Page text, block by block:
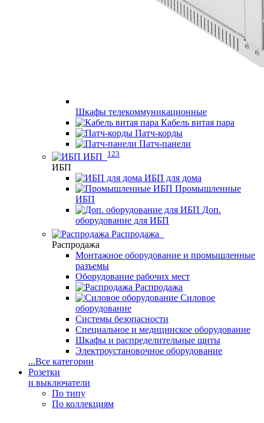
Шкафы телекоммуникационные
Кабель витая пара
Патч-корды
Патч-панели
ИБП
123
ИБП
ИБП для дома
Промышленные
ИБП
Доп.
оборудование для ИБП
Распродажа
Распродажа
Монтажное оборудование и промышленные
разъемы
Оборудование рабочих мест
Распродажа
Силовое
оборудование
Системы безопасности
Специальное и медицинское оборудование
Шкафы и распределительные щиты
Электроустановочное оборудование
...Все категории
Розетки
и выключатели
По типу
По коллекциям